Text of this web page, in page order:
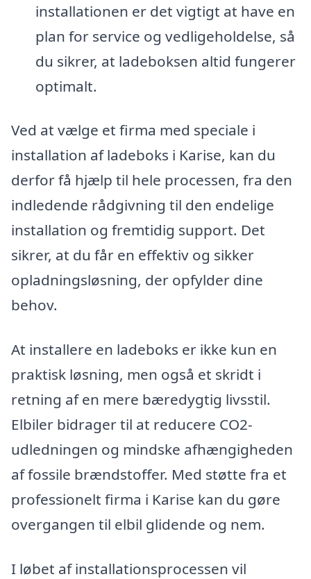
installationen er det vigtigt at have en
plan for service og vedligeholdelse, så
du sikrer, at ladeboksen altid fungerer
optimalt.
Ved at vælge et firma med speciale i
installation af ladeboks i Karise, kan du
derfor få hjælp til hele processen, fra den
indledende rådgivning til den endelige
installation og fremtidig support. Det
sikrer, at du får en effektiv og sikker
opladningsløsning, der opfylder dine
behov.
At installere en ladeboks er ikke kun en
praktisk løsning, men også et skridt i
retning af en mere bæredygtig livsstil.
Elbiler bidrager til at reducere CO2-
udledningen og mindske afhængigheden
af fossile brændstoffer. Med støtte fra et
professionelt firma i Karise kan du gøre
overgangen til elbil glidende og nem.
I løbet af installationsprocessen vil